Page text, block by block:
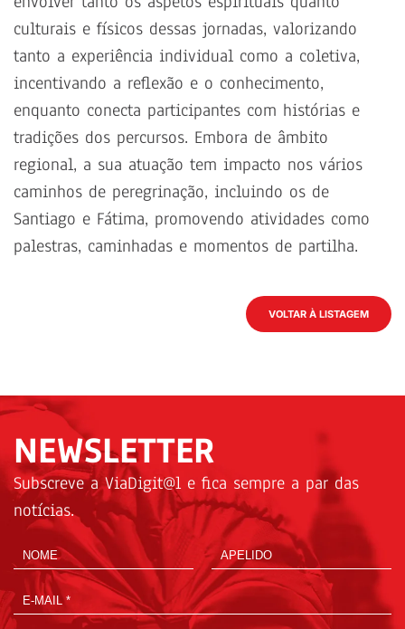
culturais e físicos dessas jornadas, valorizando
tanto a experiência individual como a coletiva,
incentivando a reflexão e o conhecimento,
enquanto conecta participantes com histórias e
tradições dos percursos. Embora de âmbito
regional, a sua atuação tem impacto nos vários
caminhos de peregrinação, incluindo os de
Santiago e Fátima, promovendo atividades como
palestras, caminhadas e momentos de partilha.
VOLTAR À LISTAGEM
NEWSLETTER
Subscreve a ViaDigit@l e fica sempre a par das
notícias.